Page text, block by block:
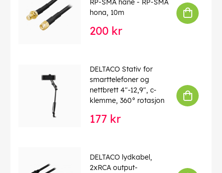
RP-SMA hane - RP-SMA
hona, 10m
200 kr
DELTACO Stativ for
smarttelefoner og
nettbrett 4"-12,9", c-
klemme, 360° rotasjon
177 kr
DELTACO lydkabel,
2xRCA output-